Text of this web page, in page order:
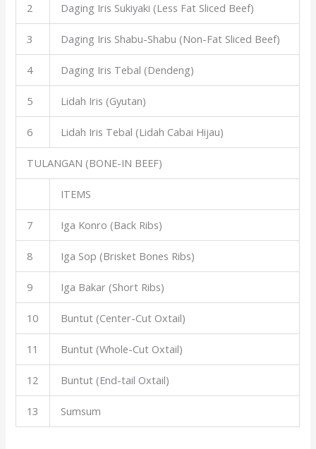
2 Daging Iris Sukiyaki (Less Fat Sliced Beef)
3 Daging Iris Shabu-Shabu (Non-Fat Sliced Beef)
4 Daging Iris Tebal (Dendeng)
5 Lidah Iris (Gyutan)
6 Lidah Iris Tebal (Lidah Cabai Hijau)
TULANGAN (BONE-IN BEEF)
ITEMS
7 Iga Konro (Back Ribs)
8 Iga Sop (Brisket Bones Ribs)
9 Iga Bakar (Short Ribs)
10 Buntut (Center-Cut Oxtail)
11 Buntut (Whole-Cut Oxtail)
12 Buntut (End-tail Oxtail)
13 Sumsum